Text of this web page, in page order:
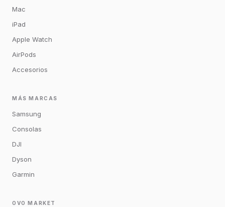
Mac
iPad
Apple Watch
AirPods
Accesorios
MÁS MARCAS
Samsung
Consolas
DJI
Dyson
Garmin
OVO MARKET